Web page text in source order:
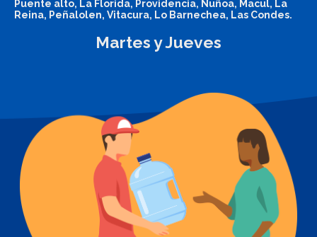
Puente alto, La Florida, Providencia, Ñuñoa, Macul, La
Reina, Peñalolen, Vitacura, Lo Barnechea, Las Condes.
Martes y Jueves